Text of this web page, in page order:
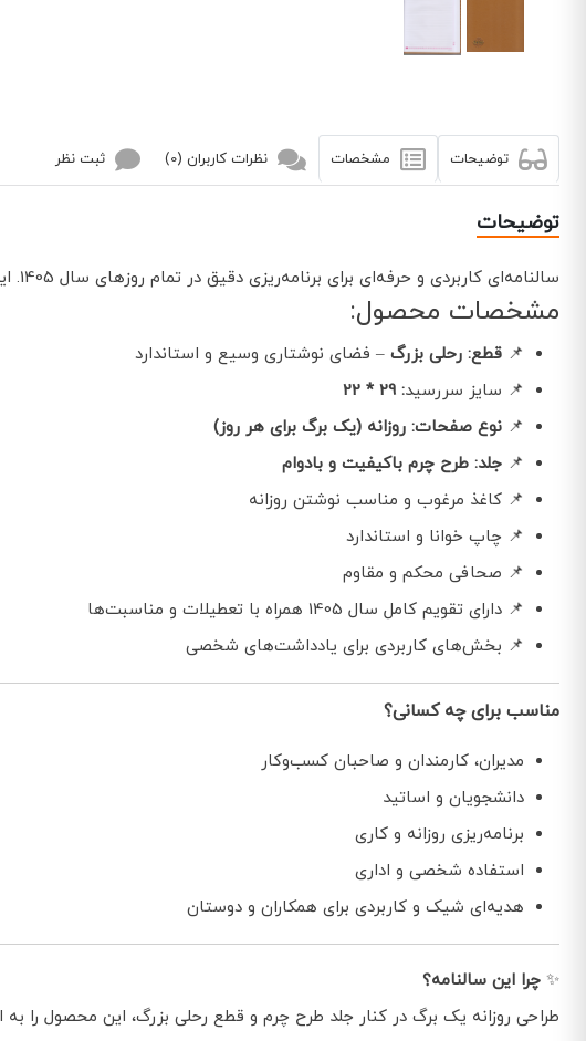
توضیحات مشخصات نظرات کاربران (0) ثبت نظر
توضیحات
سالنامه‌ای کاربردی و حرفه‌ای برای برنامه‌ریزی دقیق در تمام روزهای سال 1405. این سالنامه با
مشخصات محصول:
📌 قطع: رحلی بزرگ – فضای نوشتاری وسیع و استاندارد
📌 سایز سررسید: 29 * 22
📌 نوع صفحات: روزانه (یک برگ برای هر روز)
📌 جلد: طرح چرم باکیفیت و بادوام
📌 کاغذ مرغوب و مناسب نوشتن روزانه
📌 چاپ خوانا و استاندارد
📌 صحافی محکم و مقاوم
📌 دارای تقویم کامل سال 1405 همراه با تعطیلات و مناسبت‌ها
📌 بخش‌های کاربردی برای یادداشت‌های شخصی
مناسب برای چه کسانی؟
مدیران، کارمندان و صاحبان کسب‌وکار
دانشجویان و اساتید
برنامه‌ریزی روزانه و کاری
استفاده شخصی و اداری
هدیه‌ای شیک و کاربردی برای همکاران و دوستان
✨ چرا این سالنامه؟
طراحی روزانه یک برگ در کنار جلد طرح چرم و قطع رحلی بزرگ، این محصول را به انتخابی